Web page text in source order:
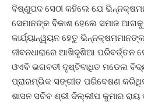
ବିଷ୍ଣୁପଦ ସେଠୀ କହିଲେ ଯେ
ସେମାନଙ୍କ ବିକାଶ ହେଲେ ସମାଜ
କାର୍ଯ୍ୟାନ୍ୱୟନ ହେତୁ
ଜୀବନଧାରାରେ ଆଖିଦୃଶିଆ ପରିବର୍ତ୍ତନ
ଓଏବି ଭଗବତୀ ଦୃଷ୍ଟିବାଧିତ ମଡେଲ
ପ୍ରାରମ୍ଭିକ ସଙ୍ଗୀତ ପରିବେଷଣ
ଶାସନ ସଚିବ ଶ୍ରୀ ଦିଲ୍ଲୀପ କୁମାର